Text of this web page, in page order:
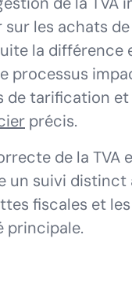
les achats
la différence
processus
de tarification
précis.
de la
un suivi distinct
fiscales et
principale.